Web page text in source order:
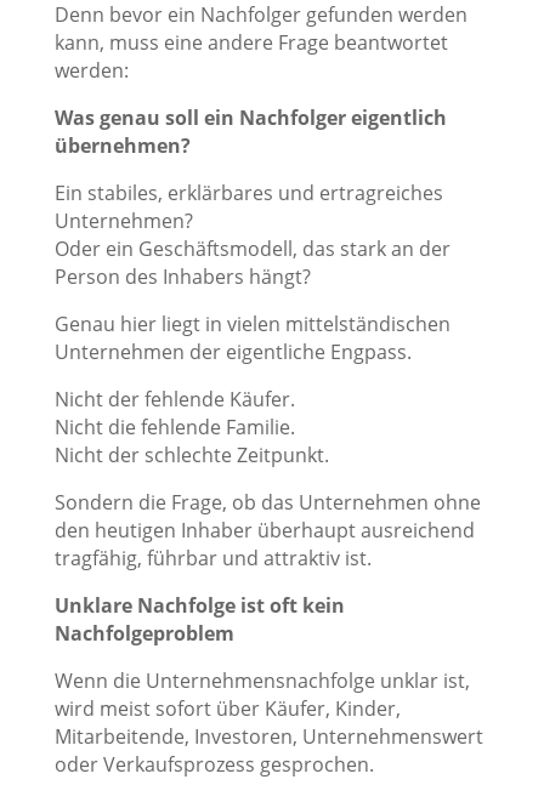
Denn bevor ein Nachfolger gefunden werden
kann, muss eine andere Frage beantwortet
werden:
Was genau soll ein Nachfolger eigentlich
übernehmen?
Ein stabiles, erklärbares und ertragreiches
Unternehmen?
Oder ein Geschäftsmodell, das stark an der
Person des Inhabers hängt?
Genau hier liegt in vielen mittelständischen
Unternehmen der eigentliche Engpass.
Nicht der fehlende Käufer.
Nicht die fehlende Familie.
Nicht der schlechte Zeitpunkt.
Sondern die Frage, ob das Unternehmen ohne
den heutigen Inhaber überhaupt ausreichend
tragfähig, führbar und attraktiv ist.
Unklare Nachfolge ist oft kein
Nachfolgeproblem
Wenn die Unternehmensnachfolge unklar ist,
wird meist sofort über Käufer, Kinder,
Mitarbeitende, Investoren, Unternehmenswert
oder Verkaufsprozess gesprochen.